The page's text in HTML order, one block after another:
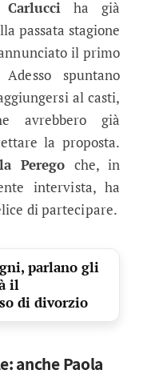
ha già
passata stagione
il primo
spuntano
al casti,
avrebbero già
la proposta.
Perego che, in
intervista, ha
di partecipare.
parlano gli
il
di divorzio
anche Paola